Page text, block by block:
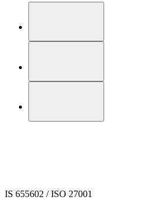
IS 655602 / ISO 27001